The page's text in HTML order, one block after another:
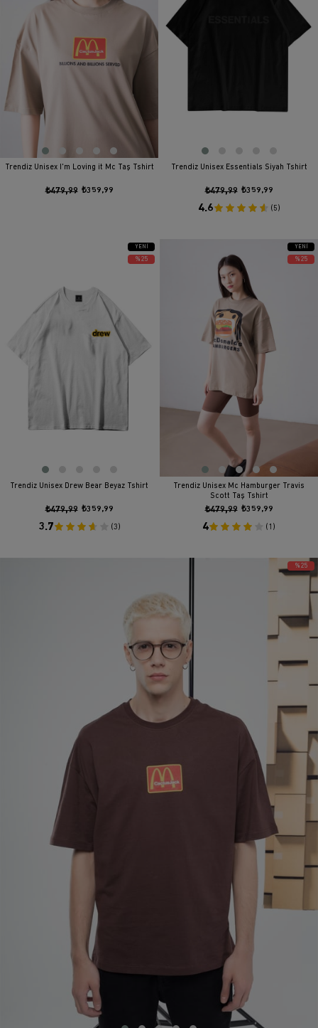
Trendiz Unisex I'm Loving it Mc Taş Tshirt
₺359,99
₺479,99
Trendiz Unisex Essentials Siyah Tshirt
₺359,99
₺479,99
4.6 (5)
Trendiz Unisex Drew Bear Beyaz Tshirt
₺359,99
₺479,99
3.7 (3)
YENI
ÜRÜN
%25
Trendiz Unisex Mc Hamburger Travis
Scott Taş Tshirt
₺359,99
₺479,99
4 (1)
YENI
ÜRÜN
%25
%25